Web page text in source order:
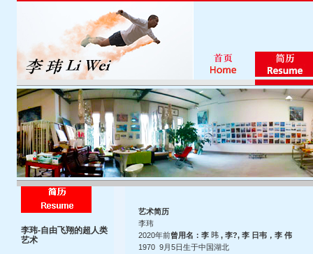
李玮-自由飞翔的超人类
艺术
艺术简历
李玮
2020年前曾用名：李 𬀩 , 李?, 李 日韦，李 伟
1970 9月5日生于中国湖北